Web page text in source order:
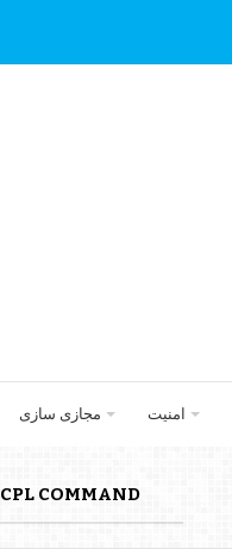
امنیت مجازی سازی
CPL COMMANDبایگانی